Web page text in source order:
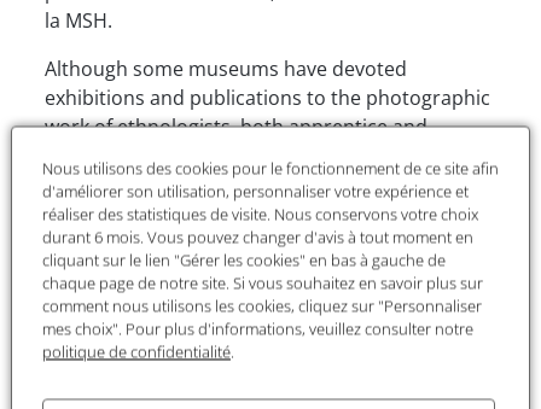
la MSH.
Although some museums have devoted
exhibitions and publications to the photographic
work of ethnologists, both apprentice and
established, such as Martin Gusinde, Jean Rouch
and Pierre Verger, there are few works devoted
to contemporary photography, which is at the
crossroads of anthropology, documentary
photography and art photography. His
photographic practice is made of back and forth
between different disciplines, cultures, and eras,
and is particularly interested in the Vodou cults
Nous utilisons des cookies pour le fonctionnement de ce site afin
d'améliorer son utilisation, personnaliser votre expérience et
réaliser des statistiques de visite. Nous conservons votre choix
durant 6 mois. Vous pouvez changer d'avis à tout moment en
cliquant sur le lien "Gérer les cookies" en bas à gauche de
chaque page de notre site. Si vous souhaitez en savoir plus sur
comment nous utilisons les cookies, cliquez sur "Personnaliser
mes choix". Pour plus d'informations, veuillez consulter notre
politique de confidentialité.